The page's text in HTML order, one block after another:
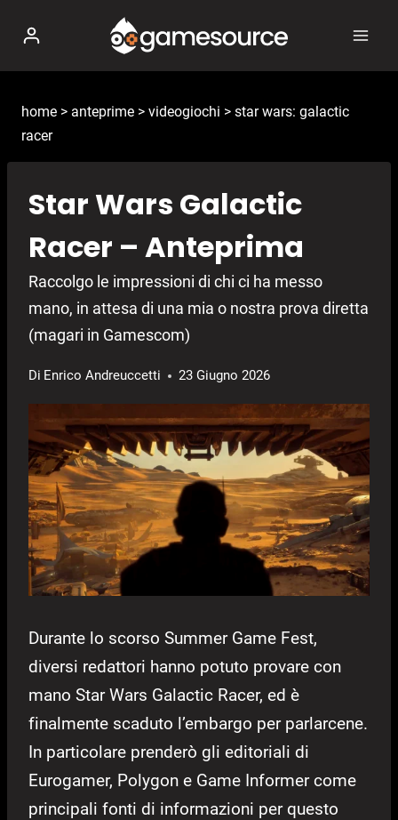
contenuto
home > anteprime > videogiochi > star wars: galactic
racer
Star Wars Galactic
Racer – Anteprima
Raccolgo le impressioni di chi ci ha messo
mano, in attesa di una mia o nostra prova diretta
(magari in Gamescom)
Di Enrico Andreuccetti 23 Giugno 2026
Durante lo scorso Summer Game Fest,
diversi redattori hanno potuto provare con
mano Star Wars Galactic Racer, ed è
finalmente scaduto l’embargo per parlarcene.
In particolare prenderò gli editoriali di
Eurogamer, Polygon e Game Informer come
principali fonti di informazioni per questo